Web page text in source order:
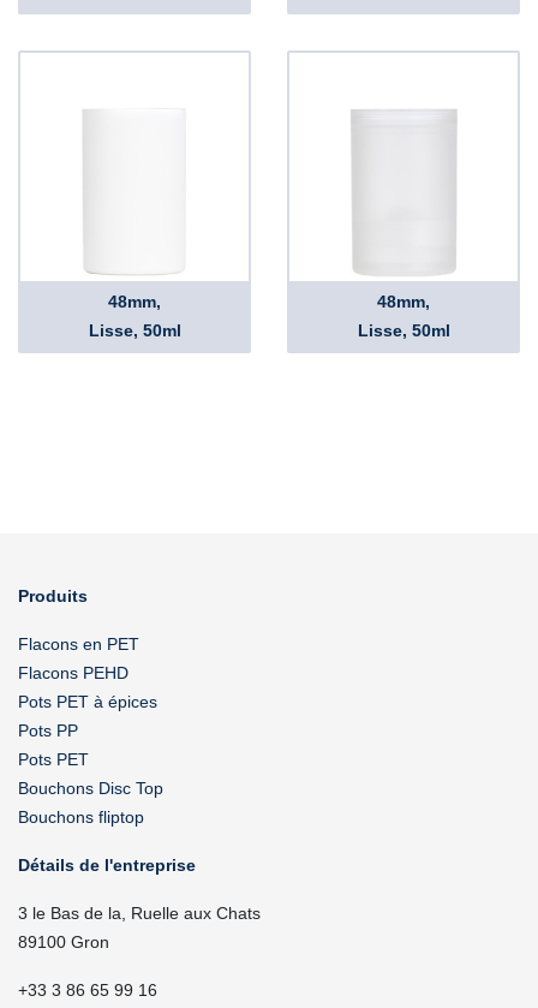
48mm,
Lisse, 50ml
48mm,
Lisse, 50ml
Produits
Flacons en PET
Flacons PEHD
Pots PET à épices
Pots PP
Pots PET
Bouchons Disc Top
Bouchons fliptop
Détails de l'entreprise
3 le Bas de la, Ruelle aux Chats
89100 Gron
+33 3 86 65 99 16